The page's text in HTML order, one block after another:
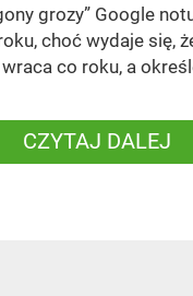
grozy” Google
choć wydaje się,
co roku, a
CZYTAJ DALEJ